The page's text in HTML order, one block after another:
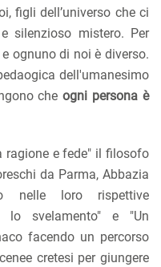
figli dell’universo che ci
silenzioso mistero. Per
ognuno di noi è diverso.
dell'umanesimo
che ogni persona è
ragione e fede" il filosofo
da Parma, Abbazia
nelle loro rispettive
lo svelamento" e "Un
facendo un percorso
cretesi per giungere